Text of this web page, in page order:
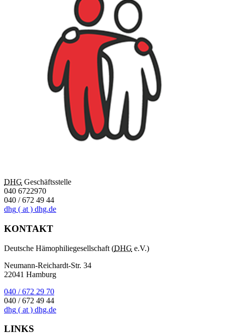
DHG Geschäftsstelle
040 6722970
040 / 672 49 44
dhg ( at ) dhg.de
KONTAKT
Deutsche Hämophiliegesellschaft (DHG e.V.)
Neumann-Reichardt-Str. 34
22041 Hamburg
040 / 672 29 70
040 / 672 49 44
dhg ( at ) dhg.de
LINKS